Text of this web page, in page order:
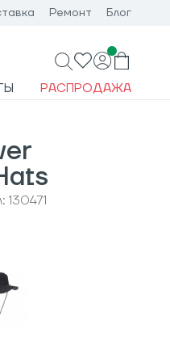
Ремонт Блог
РАСПРОДАЖА
130471